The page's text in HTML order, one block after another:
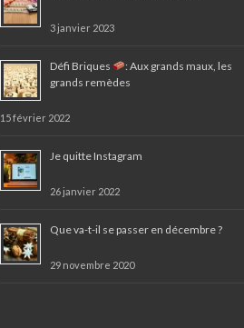
3 janvier 2023
Défi Briques
: Aux grands maux, les
grands remèdes
15 février 2022
Je quitte Instagram
26 janvier 2022
Que va-t-il se passer en décembre ?
29 novembre 2020